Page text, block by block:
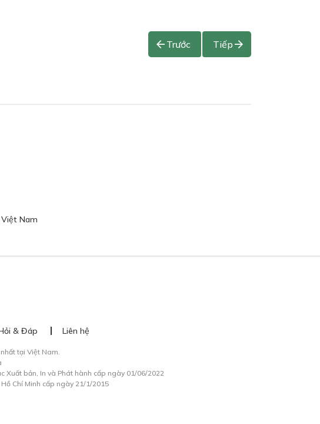
Trước Tiếp
Nam
& Đáp Liên hệ
tại Việt Nam.
Xuất bản, In và Phát hành cấp ngày 01/06/2022
Chí Minh cấp ngày 21/1/2015